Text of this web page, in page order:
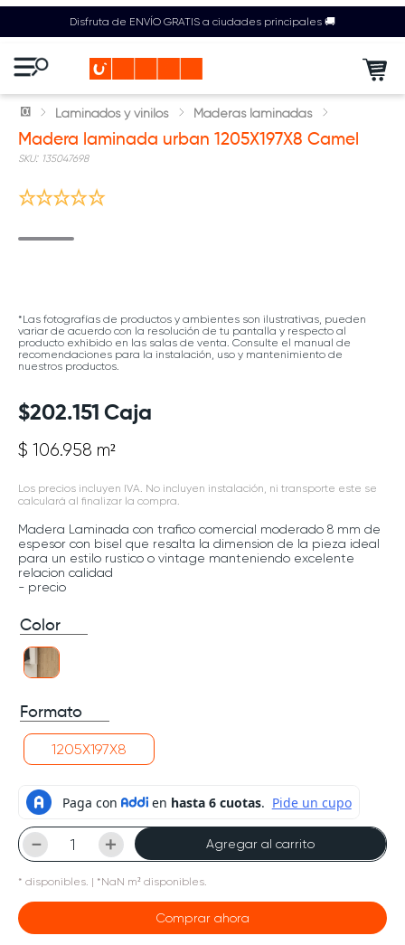
Disfruta de ENVÍO GRATIS a ciudades principales 🚚
Laminados y vinilos Maderas laminadas
Madera laminada urban 1205X197X8 Camel
: 135047698
*Las fotografías de productos y ambientes son ilustrativas, pueden
variar de acuerdo con la resolución de tu pantalla y respecto al
producto exhibido en las salas de venta. Consulte el manual de
recomendaciones para la instalación, uso y mantenimiento de
nuestros productos.
$202.151 Caja
$ 106.958 m²
Los precios incluyen IVA. No incluyen instalación, ni transporte este se
calculará al finalizar la compra.
Madera Laminada con trafico comercial moderado 8 mm de
espesor con bisel que resalta la dimension de la pieza ideal
para un estilo rustico o vintage manteniendo excelente
relacion calidad
- precio
Color
Formato
1205X197X8
＋
－ Agregar al carrito
* disponibles. | *NaN m² disponibles.
Comprar ahora